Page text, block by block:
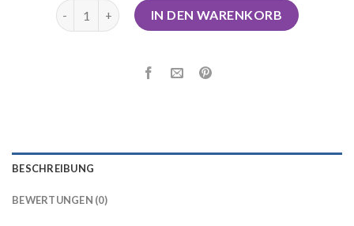
sport bluetooth kopfhörer Menge
IN DEN WARENKORB
BESCHREIBUNG
BEWERTUNGEN (0)